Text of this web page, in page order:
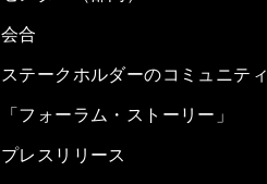
会合
ステークホルダーのコミュニティ
「フォーラム・ストーリー」
プレスリリース